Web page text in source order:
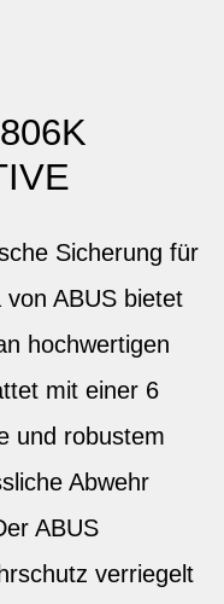
Sicherung für
ABUS bietet
hochwertigen
mit einer 6
und robustem
Abwehr
ABUS
verriegelt